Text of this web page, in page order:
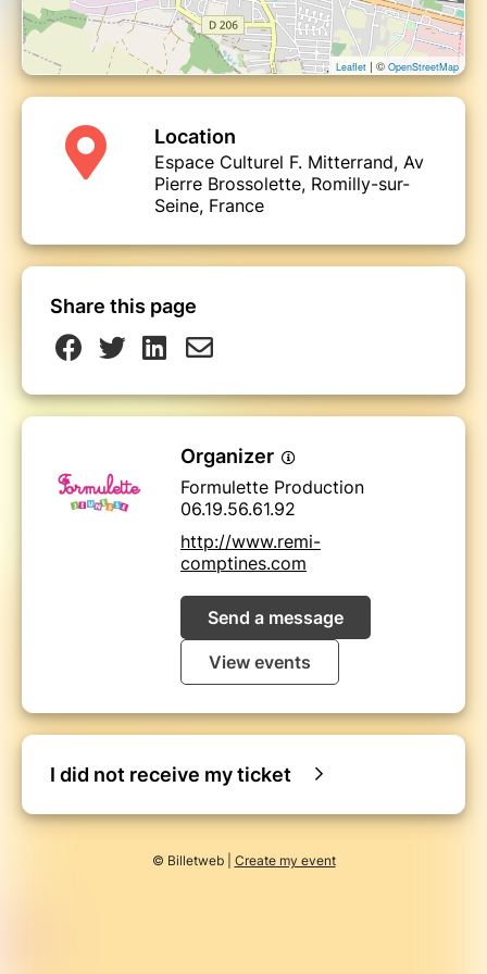
Leaflet | © OpenStreetMap
Location
Espace Culturel F. Mitterrand, Av
Pierre Brossolette, Romilly-sur-
Seine, France
Share this page
Organizer
Formulette Production
06.19.56.61.92
http://www.remi-
comptines.com
Send a message
View events
I did not receive my ticket
© Billetweb | Create my event